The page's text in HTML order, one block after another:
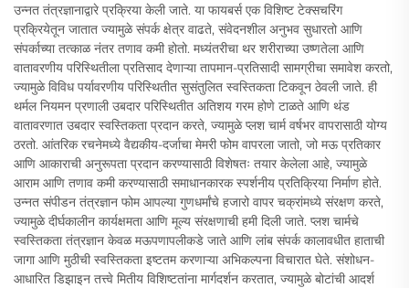
उन्नत तंत्रज्ञानाद्वारे प्रक्रिया केली जाते. या फायबर्स एक विशिष्ट टेक्सचरिंग
प्रक्रियेतून जातात ज्यामुळे संपर्क क्षेत्र वाढते, संवेदनशील अनुभव सुधारतो आणि
संपर्काच्या तत्काळ नंतर तणाव कमी होतो. मध्यंतरीचा थर शरीराच्या उष्णतेला आणि
वातावरणीय परिस्थितीला प्रतिसाद देणाऱ्या तापमान-प्रतिसादी सामग्रीचा समावेश करतो,
ज्यामुळे विविध पर्यावरणीय परिस्थितीत सुसंतुलित स्वस्तिकता टिकवून ठेवली जाते. ही
थर्मल नियमन प्रणाली उबदार परिस्थितीत अतिशय गरम होणे टाळते आणि थंड
वातावरणात उबदार स्वस्तिकता प्रदान करते, ज्यामुळे प्लश चार्म वर्षभर वापरासाठी योग्य
ठरतो. आंतरिक रचनेमध्ये वैद्यकीय-दर्जाचा मेमरी फोम वापरला जातो, जो मऊ प्रतिकार
आणि आकाराची अनुरूपता प्रदान करण्यासाठी विशेषतः तयार केलेला आहे, ज्यामुळे
आराम आणि तणाव कमी करण्यासाठी समाधानकारक स्पर्शनीय प्रतिक्रिया निर्माण होते.
उन्नत संपीडन तंत्रज्ञान फोम आपल्या गुणधर्मांचे हजारो वापर चक्रांमध्ये संरक्षण करते,
ज्यामुळे दीर्घकालीन कार्यक्षमता आणि मूल्य संरक्षणाची हमी दिली जाते. प्लश चार्मचे
स्वस्तिकता तंत्रज्ञान केवळ मऊपणापलीकडे जाते आणि लांब संपर्क कालावधीत हाताची
जागा आणि मुठीची स्वस्तिकता इष्टतम करणाऱ्या अभिकल्पना विचारात घेते. संशोधन-
आधारित डिझाइन तत्त्वे मितीय विशिष्टतांना मार्गदर्शन करतात, ज्यामुळे बोटांची आदर्श